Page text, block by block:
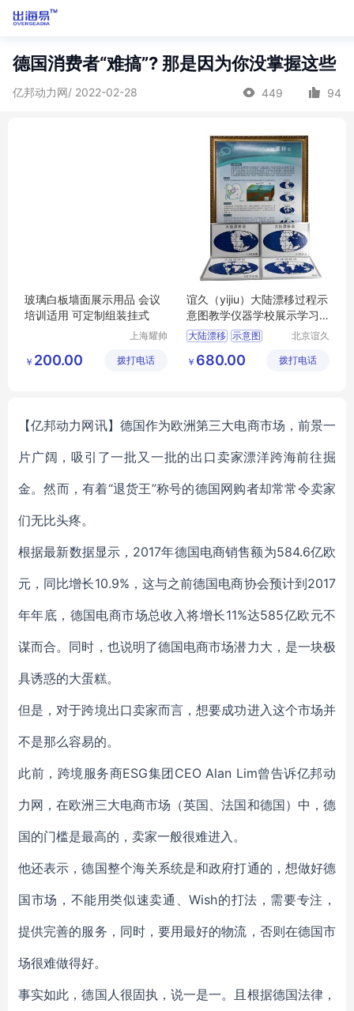
德国消费者“难搞”? 那是因为你没掌握这些
亿邦动力网/ 2022-02-28 449 94
玻璃白板墙面展示用品 会议
培训适用 可定制组装挂式
上海耀帅
有限公司
￥ 200.00 拨打电话
谊久（yijiu）大陆漂移过程示
意图教学仪器学校展示学习
用品
大陆漂移 示意图
学习用品
北京谊久
公司
￥ 680.00 拨打电话
【亿邦动力网讯】德国作为欧洲第三大电商市场，前景一
片广阔，吸引了一批又一批的出口卖家漂洋跨海前往掘
金。然而，有着“退货王”称号的德国网购者却常常令卖家
们无比头疼。
根据最新数据显示，2017年德国电商销售额为584.6亿欧
元，同比增长10.9%，这与之前德国电商协会预计到2017
年年底，德国电商市场总收入将增长11%达585亿欧元不
谋而合。同时，也说明了德国电商市场潜力大，是一块极
具诱惑的大蛋糕。
但是，对于跨境出口卖家而言，想要成功进入这个市场并
不是那么容易的。
此前，跨境服务商ESG集团CEO Alan Lim曾告诉亿邦动
力网，在欧洲三大电商市场（英国、法国和德国）中，德
国的门槛是最高的，卖家一般很难进入。
他还表示，德国整个海关系统是和政府打通的，想做好德
国市场，不能用类似速卖通、Wish的打法，需要专注，
提供完善的服务，同时，要用最好的物流，否则在德国市
场很难做得好。
事实如此，德国人很固执，说一是一。且根据德国法律，